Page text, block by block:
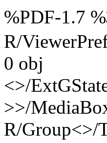
%PDF-1.7
R/
0 obj
<>/
>>/
R/Group<>/